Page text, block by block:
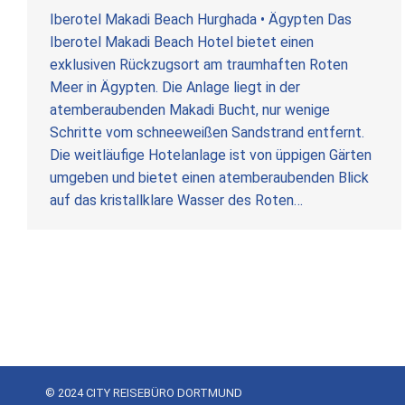
Iberotel Makadi Beach Hurghada • Ägypten Das
Iberotel Makadi Beach Hotel bietet einen
exklusiven Rückzugsort am traumhaften Roten
Meer in Ägypten. Die Anlage liegt in der
atemberaubenden Makadi Bucht, nur wenige
Schritte vom schneeweißen Sandstrand entfernt.
Die weitläufige Hotelanlage ist von üppigen Gärten
umgeben und bietet einen atemberaubenden Blick
auf das kristallklare Wasser des Roten…
© 2024 CITY REISEBÜRO DORTMUND